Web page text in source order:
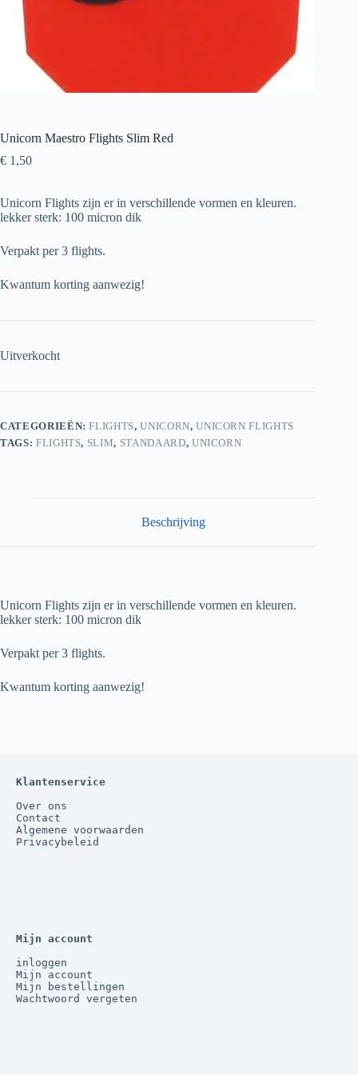
Unicorn Maestro Flights Slim Red
€ 1,50
Unicorn Flights zijn er in verschillende vormen en kleuren.
lekker sterk: 100 micron dik
Verpakt per 3 flights.
Kwantum korting aanwezig!
Uitverkocht
CATEGORIEËN:FLIGHTS,UNICORN,UNICORN FLIGHTS
TAGS: FLIGHTS, SLIM, STANDAARD, UNICORN
Beschrijving
Unicorn Flights zijn er in verschillende vormen en kleuren.
lekker sterk: 100 micron dik
Verpakt per 3 flights.
Kwantum korting aanwezig!
Klantenservice
Over ons
Contact
Algemene voorwaarden
Privacybeleid
Mijn account
inloggen
Mijn account
Mijn bestellingen
Wachtwoord vergeten